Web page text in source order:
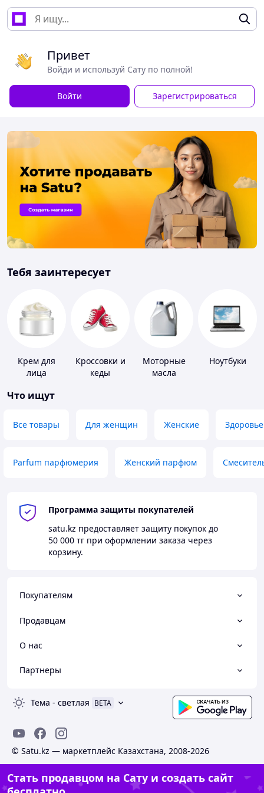
Привет
Войди и используй Сату по полной!
Войти Зарегистрироваться
Тебя заинтересует
Крем для
лица
Кроссовки и
кеды
Моторные
масла
Ноутбуки
Что ищут
Все товары Для женщин Женские Здоровье
Parfum парфюмерия Женский парфюм
Программа защиты покупателей
satu.kz предоставляет защиту покупок до
50 000 тг при оформлении заказа через
корзину.
Покупателям
Продавцам
О нас
Партнеры
Тема - светлая BETA
© Satu.kz — маркетплейс Казахстана, 2008-2026
Стать продавцом на Сату и создать сайт